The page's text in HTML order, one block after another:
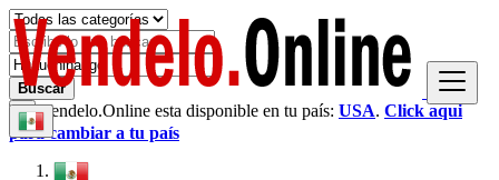
Buscar
× Vendelo.Online esta disponible en tu país: USA. Click aqui
para cambiar a tu país